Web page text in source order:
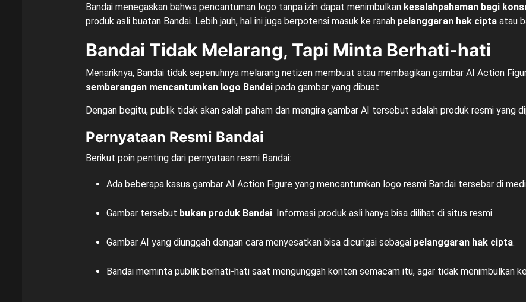
Bandai menegaskan bahwa pencantuman logo tanpa izin dapat menimbulkan kesalahpahaman bagi
produk asli buatan Bandai. Lebih jauh, hal ini juga berpotensi masuk ke ranah pelanggaran hak ciptaatau
Bandai Tidak Melarang, Tapi Minta Berhati-hati
Menariknya, Bandai tidak sepenuhnya melarang netizen membuat atau membagikan gambar AI Action
sembarangan mencantumkan logo Bandaipada gambar yang dibuat.
Dengan begitu, publik tidak akan salah paham dan mengira gambar AI tersebut adalah produk resmi yang
Pernyataan Resmi Bandai
Berikut poin penting dari pernyataan resmi Bandai:
Ada beberapa kasus gambar AI Action Figure yang mencantumkan logo resmi Bandai tersebar di
Gambar tersebut bukan produk Bandai. Informasi produk asli hanya bisa dilihat di situs resmi.
Gambar AI yang diunggah dengan cara menyesatkan bisa dicurigai sebagai pelanggaran hak cipta.
Bandai meminta publik berhati-hati saat mengunggah konten semacam itu, agar tidak menimbulkan